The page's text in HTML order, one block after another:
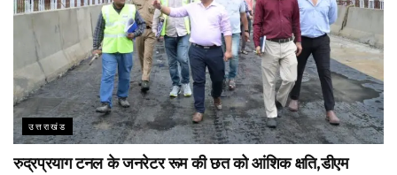
उत्तराखंड
रुद्रप्रयाग टनल के जनरेटर रूम की छत को आंशिक क्षति,डीएम